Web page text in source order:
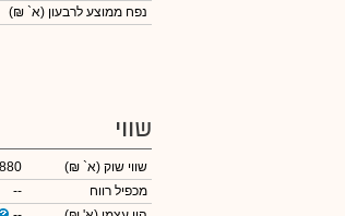
נפח ממוצע לרבעון (א` ₪)
שווי
שווי שוק (א` ₪)
מכפיל רווח
--